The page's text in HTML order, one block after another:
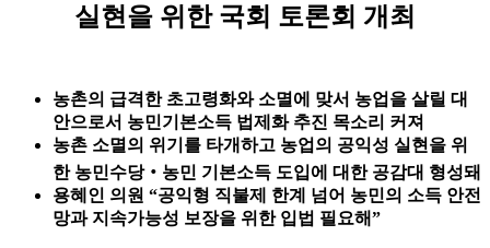
실현을 위한 국회 토론회 개최
농촌의 급격한 초고령화와 소멸에 맞서 농업을 살릴 대
안으로서 농민기본소득 법제화 추진 목소리 커져
농촌 소멸의 위기를 타개하고 농업의 공익성 실현을 위
한 농민수당‧농민 기본소득 도입에 대한 공감대 형성돼
용혜인 의원 “공익형 직불제 한계 넘어 농민의 소득 안전
망과 지속가능성 보장을 위한 입법 필요해”